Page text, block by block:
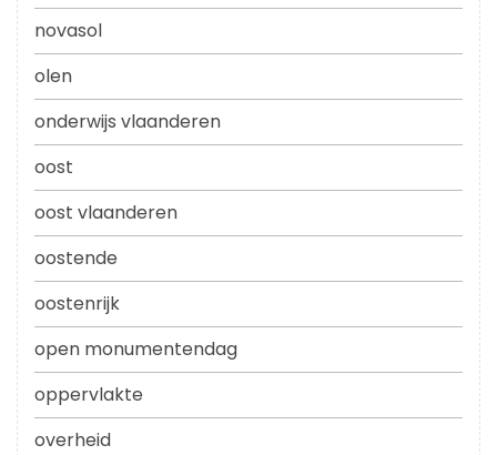
novasol
olen
onderwijs vlaanderen
oost
oost vlaanderen
oostende
oostenrijk
open monumentendag
oppervlakte
overheid